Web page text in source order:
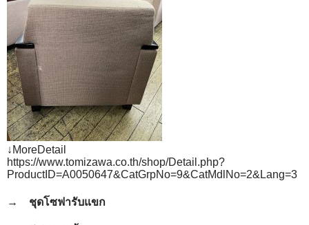
↓MoreDetail
https://www.tomizawa.co.th/shop/Detail.php?
ProductID=A0050647&CatGrpNo=9&CatMdlNo=2&Lang=3
→ ชุดโซฟารับแขก